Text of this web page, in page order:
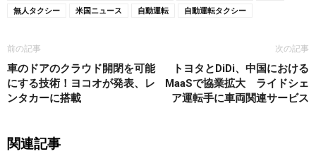
無人タクシー
米国ニュース 自動運転 自動運転タクシー
前の記事
車のドアのクラウド開閉を可能
にする技術！ヨコオが発表、レ
ンタカーに搭載
次の記事
トヨタとDiDi、中国における
MaaSで協業拡大 ライドシェ
ア運転手に車両関連サービス
関連記事